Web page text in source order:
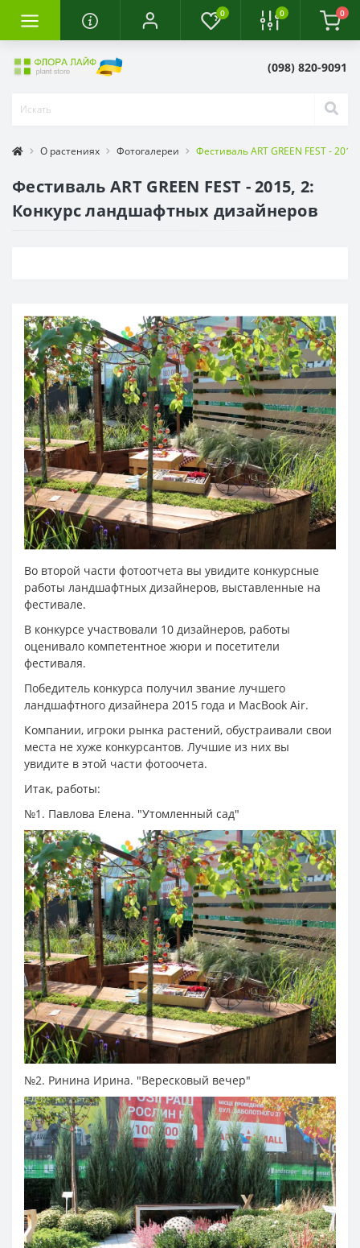
0 0 0
(098) 820-9091
О растениях Фотогалереи Фестиваль ART GREEN FEST -
Фестиваль ART GREEN FEST - 2015, 2:
Конкурс ландшафтных дизайнеров
Во второй части фотоотчета вы увидите конкурсные
работы ландшафтных дизайнеров, выставленные на
фестивале.
В конкурсе участвовали 10 дизайнеров, работы
оценивало компетентное жюри и посетители
фестиваля.
Победитель конкурса получил звание лучшего
ландшафтного дизайнера 2015 года и MacBook Air.
Компании, игроки рынка растений, обустраивали свои
места не хуже конкурсантов. Лучшие из них вы
увидите в этой части фотоочета.
Итак, работы:
№1. Павлова Елена. "Утомленный сад"
№2. Ринина Ирина. "Вересковый вечер"